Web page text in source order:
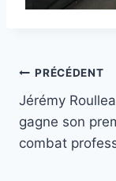
de
l’article
PRÉCÉDENT
Jérémy
gagne son
combat